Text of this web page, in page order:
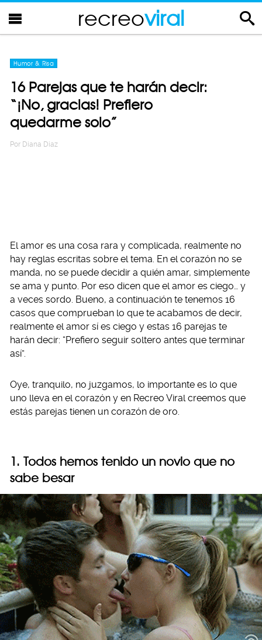
recreoviral
Humor & Risa
16 Parejas que te harán decir:
“¡No, gracias! Prefiero
quedarme solo”
Por Diana Diaz
El amor es una cosa rara y complicada, realmente no
hay reglas escritas sobre el tema. En el corazón no se
manda, no se puede decidir a quién amar, simplemente
se ama y punto. Por eso dicen que el amor es ciego… y
a veces sordo. Bueno, a continuación te tenemos 16
casos que comprueban lo que te acabamos de decir,
realmente el amor sí es ciego y estas 16 parejas te
harán decir: “Prefiero seguir soltero antes que terminar
así”.
Oye, tranquilo, no juzgamos, lo importante es lo que
uno lleva en el corazón y en Recreo Viral creemos que
estás parejas tienen un corazón de oro.
1. Todos hemos tenido un novio que no
sabe besar